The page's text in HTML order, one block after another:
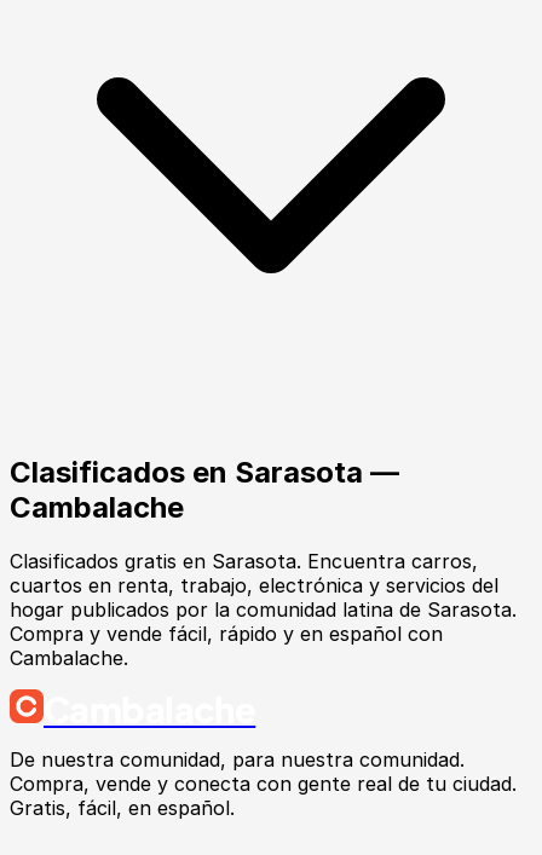
Clasificados en Sarasota —
Cambalache
Clasificados gratis en Sarasota. Encuentra carros,
cuartos en renta, trabajo, electrónica y servicios del
hogar publicados por la comunidad latina de Sarasota.
Compra y vende fácil, rápido y en español con
Cambalache.
De nuestra comunidad, para nuestra comunidad.
Compra, vende y conecta con gente real de tu ciudad.
Gratis, fácil, en español.